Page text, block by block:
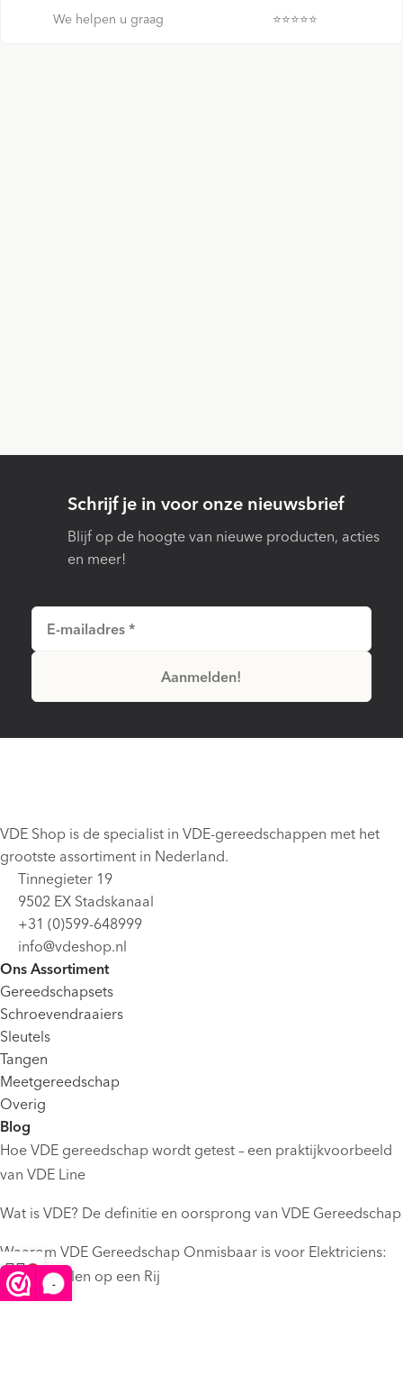
-
We helpen u graag ⭐️⭐️⭐️⭐️⭐️
Schrijf je in voor onze nieuwsbrief
Blijf op de hoogte van nieuwe producten, acties
en meer!
VDE Shop is de specialist in VDE-gereedschappen met het
grootste assortiment in Nederland.
Tinnegieter 19
9502 EX Stadskanaal
+31 (0)599-648999
info@vdeshop.nl
Ons Assortiment
Gereedschapsets
Schroevendraaiers
Sleutels
Tangen
Meetgereedschap
Overig
Blog
Hoe VDE gereedschap wordt getest – een praktijkvoorbeeld
van VDE Line
Wat is VDE? De definitie en oorsprong van VDE Gereedschap
Waarom VDE Gereedschap Onmisbaar is voor Elektriciens:
De Voordelen op een Rij
Informatie